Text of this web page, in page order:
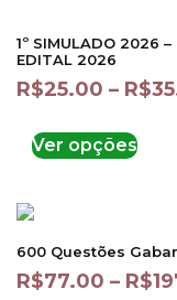
1º SIMULADO 2026 –
EDITAL 2026
R$25.00 – R$
Ver opções
600 Questões
R$77.00 – R$